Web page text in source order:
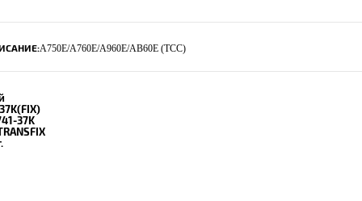
A750E/A760E/A960E/AB60E (TCC)
37K